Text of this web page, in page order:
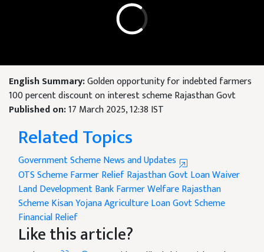
English Summary:Golden opportunity for indebted farmers
100 percent discount on interest scheme Rajasthan Govt
Published on:17 March 2025, 12:38 IST
Related Topics
Government Scheme News and Updates
OTS SchemeFarmer ReliefRajasthan GovtLoan Waiver
Land Development BankFarmer WelfareRajasthan
SchemeKisan YojanaAgriculture LoanGovt Scheme
Financial Relief
Like this article?